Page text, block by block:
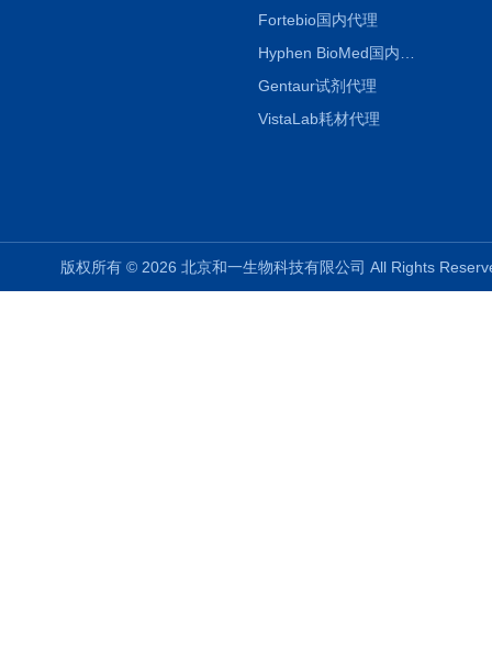
Fortebio国内代理
Gentaur试剂代理
VistaLab耗材代理
版权所有 © 2026 北京和一生物科技有限公司 All Rights